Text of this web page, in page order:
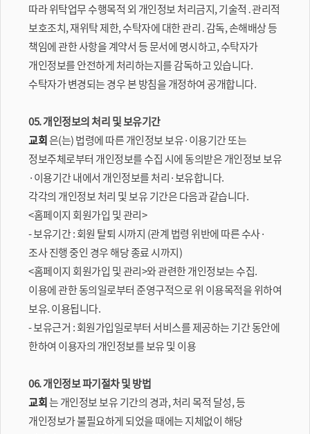
따라 위탁업무 수행목적 외 개인정보 처리금지, 기술적․관리적
보호조치, 재위탁 제한, 수탁자에 대한 관리․감독, 손해배상 등
책임에 관한 사항을 계약서 등 문서에 명시하고, 수탁자가
개인정보를 안전하게 처리하는지를 감독하고 있습니다.
수탁자가 변경되는 경우 본 방침을 개정하여 공개합니다.
05. 개인정보의 처리 및 보유기간
교회 은(는) 법령에 따른 개인정보 보유·이용기간 또는
정보주체로부터 개인정보를 수집 시에 동의받은 개인정보 보유
·이용기간 내에서 개인정보를 처리·보유합니다.
각각의 개인정보 처리 및 보유 기간은 다음과 같습니다.
<홈페이지 회원가입 및 관리>
- 보유기간 : 회원 탈퇴 시까지 (관계 법령 위반에 따른 수사·
조사 진행 중인 경우 해당 종료 시까지)
<홈페이지 회원가입 및 관리>와 관련한 개인정보는 수집.
이용에 관한 동의일로부터 준영구적으로 위 이용목적을 위하여
보유. 이용됩니다.
- 보유근거 : 회원가입일로부터 서비스를 제공하는 기간 동안에
한하여 이용자의 개인정보를 보유 및 이용
06. 개인정보 파기절차 및 방법
교회 는 개인정보 보유 기간의 경과, 처리 목적 달성, 등
개인정보가 불필요하게 되었을 때에는 지체없이 해당